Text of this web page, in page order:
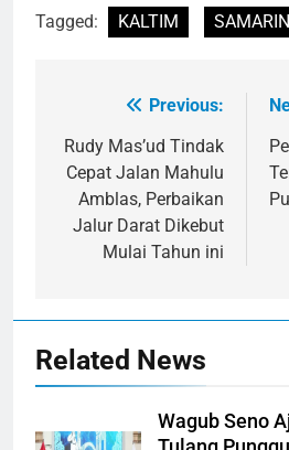
Tagged: KALTIM
Navigasi
pos
Previous:
Rudy Mas’ud Tindak
Cepat Jalan Mahulu
Amblas, Perbaikan
Jalur Darat Dikebut
Mulai Tahun ini
Related News
Wagub Seno